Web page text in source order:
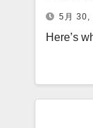
5月 30,
Here’s